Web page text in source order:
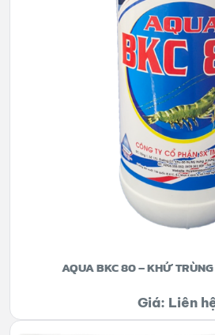
AQUA BKC 80 – KHỬ
Giá: Liên